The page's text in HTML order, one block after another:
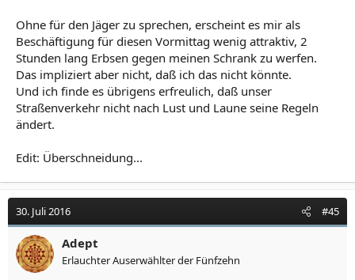
Ohne für den Jäger zu sprechen, erscheint es mir als
Beschäftigung für diesen Vormittag wenig attraktiv, 2
Stunden lang Erbsen gegen meinen Schrank zu werfen.
Das impliziert aber nicht, daß ich das nicht könnte.
Und ich finde es übrigens erfreulich, daß unser
Straßenverkehr nicht nach Lust und Laune seine Regeln
ändert.
Edit: Überschneidung...
30. Juli 2016 #45
Adept
Erlauchter Auserwählter der Fünfzehn